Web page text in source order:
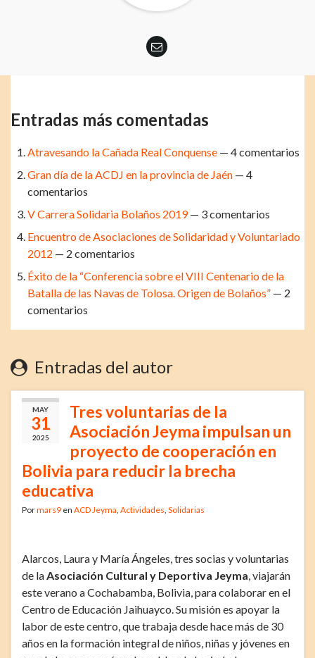
Entradas más comentadas
Atravesando la Cañada Real Conquense — 4 comentarios
Gran día de la ACDJ en la provincia de Jaén — 4
comentarios
V Carrera Solidaria Bolaños 2019— 3 comentarios
Encuentro de Asociaciones de Solidaridad y Voluntariado
2012 — 2 comentarios
Éxito de la “Conferencia sobre el VIII Centenario de la
Batalla de las Navas de Tolosa. Origen de Bolaños” — 2
comentarios
Entradas del autor
MAY
31
2025
Tres voluntarias de la
Asociación Jeyma impulsan un
proyecto de cooperación en
Bolivia para reducir la brecha
educativa
Pormars9 en ACD Jeyma Actividades Solidarias
Alarcos, Laura y María Ángeles, tres socias y voluntarias
de la Asociación Cultural y Deportiva Jeyma , viajarán
este verano a Cochabamba, Bolivia, para colaborar en el
Centro de Educación Jaihuayco. Su misión es apoyar la
labor de este centro, que trabaja desde hace más de 30
años en la formación integral de niños, niñas y jóvenes en